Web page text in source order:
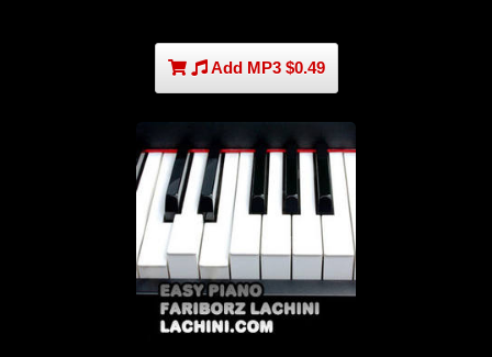
Add MP3 $0.49